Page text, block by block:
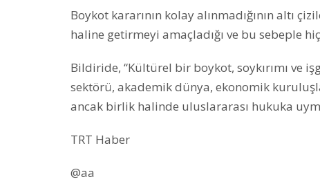
Boykot kararının kolay alınmadığının altı
haline getirmeyi amaçladığı ve bu sebeple
Bildiride, “Kültürel bir boykot, soykırımı ve
sektörü, akademik dünya, ekonomik
ancak birlik halinde uluslararası hukuka
TRT Haber
@aa